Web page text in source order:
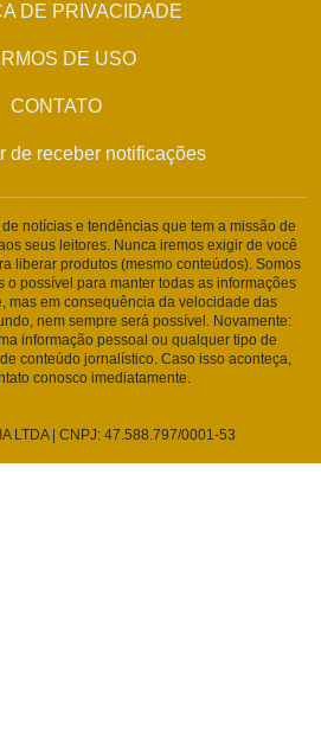
DE PRIVACIDADE
DE USO
CONTATO
de receber notificações
notícias e tendências que tem a missão de
seus leitores. Nunca iremos exigir de você
liberar produtos (mesmo conteúdos). Somos
o possível para manter todas as informações
mas em consequência da velocidade das
nem sempre será possível. Novamente:
informação pessoal ou qualquer tipo de
conteúdo jornalístico. Caso isso aconteça,
conosco imediatamente.
LTDA | CNPJ: 47.588.797/0001-53